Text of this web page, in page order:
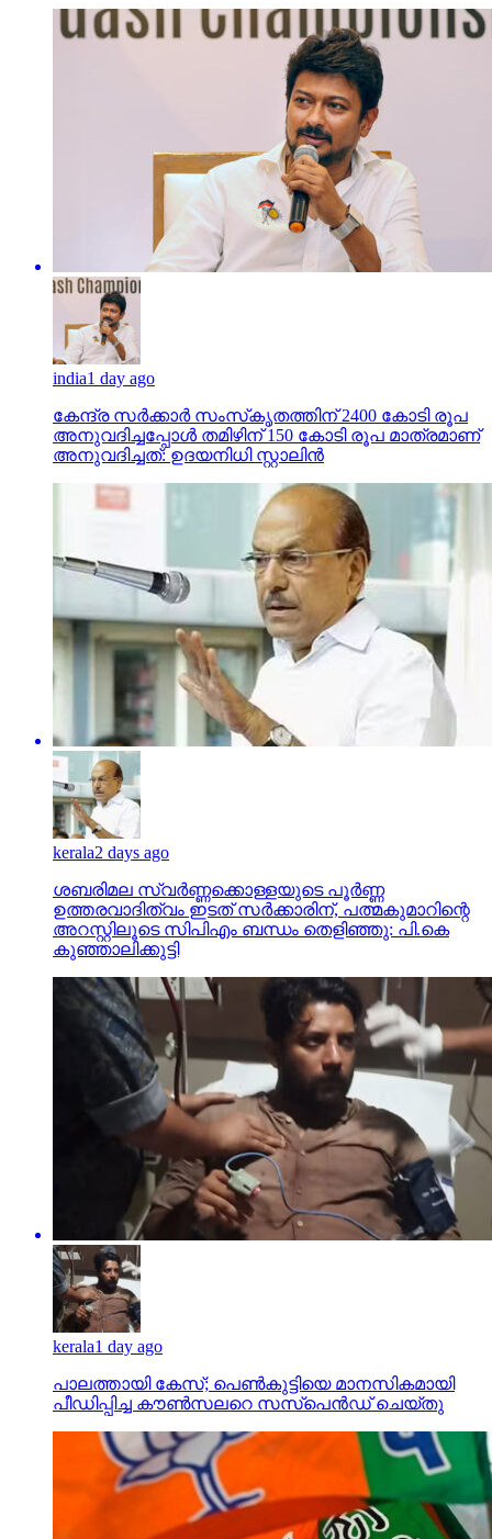
india1 day ago
കേന്ദ്ര സര്‍ക്കാര്‍ സംസ്‌കൃതത്തിന് 2400 കോടി രൂപ
അനുവദിച്ചപ്പോള്‍ തമിഴിന് 150 കോടി രൂപ മാത്രമാണ്
അനുവദിച്ചത്: ഉദയനിധി സ്റ്റാലിന്‍
kerala2 days ago
ശബരിമല സ്വര്‍ണ്ണക്കൊള്ളയുടെ പൂര്‍ണ്ണ
ഉത്തരവാദിത്വം ഇടത് സര്‍ക്കാരിന്, പത്മകുമാറിന്റെ
അറസ്റ്റിലൂടെ സിപിഎം ബന്ധം തെളിഞ്ഞു: പി.കെ
കുഞ്ഞാലിക്കുട്ടി
kerala1 day ago
പാലത്തായി കേസ്; പെൺകുട്ടിയെ മാനസികമായി
പീഡിപ്പിച്ച കൗൺസലറെ സസ്പെൻഡ് ചെയ്തു